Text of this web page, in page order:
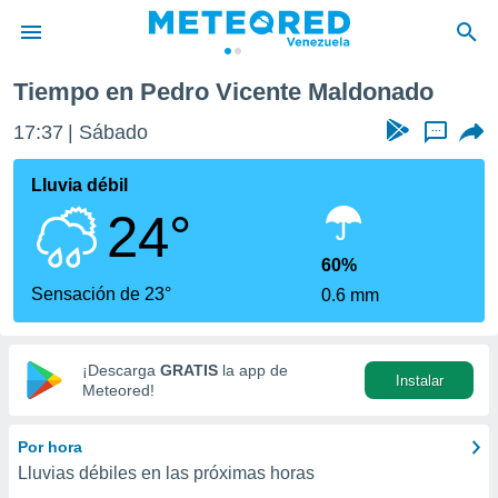
de
ha
para
que se
calidad.
a este
las
y
digital
basada
Tiempo en Pedro Vicente Maldonado
17:37 Sábado ...
Lluvia débil
24°
Sensación de 23°
60%
0.6 mm
¡Descarga GRATIS la app de
Meteored!
Instalar
Por hora
Lluvias débiles en las próximas horas